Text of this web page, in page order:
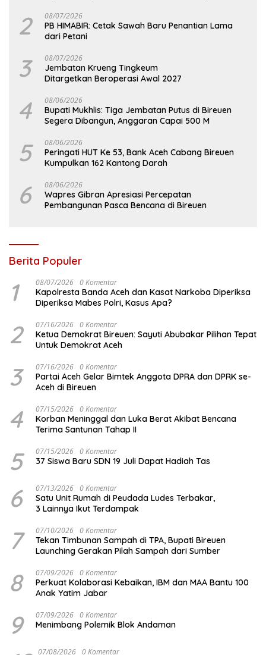
2 08/07/2026
PB HIMABIR: Cetak Sawah Baru Penantian Lama
dari Petani
3 08/07/2026
Jembatan Krueng Tingkeum
Ditargetkan Beroperasi Awal 2027
4 08/06/2026
Bupati Mukhlis: Tiga Jembatan Putus di Bireuen
Segera Dibangun, Anggaran Capai 500 M
5 08/06/2026
Peringati HUT Ke 53, Bank Aceh Cabang Bireuen
Kumpulkan 162 Kantong Darah
6 08/06/2026
Wapres Gibran Apresiasi Percepatan
Pembangunan Pasca Bencana di Bireuen
Berita Populer
1 08/07/2026 0 Komentar
Kapolresta Banda Aceh dan Kasat Narkoba Diperiksa
Diperiksa Mabes Polri, Kasus Apa?
2 07/16/2026 0 Komentar
Ketua Demokrat Bireuen: Sayuti Abubakar Pilihan Tepat
Untuk Demokrat Aceh
3 07/16/2026 0 Komentar
Partai Aceh Gelar Bimtek Anggota DPRA dan DPRK se-
Aceh di Bireuen
4 07/15/2026 0 Komentar
Korban Meninggal dan Luka Berat Akibat Bencana
Terima Santunan Tahap II
5 07/15/2026 0 Komentar
37 Siswa Baru SDN 19 Juli Dapat Hadiah Tas
6 07/13/2026 0 Komentar
Satu Unit Rumah di Peudada Ludes Terbakar,
3 Lainnya Ikut Terdampak
7 07/10/2026 0 Komentar
Tekan Timbunan Sampah di TPA, Bupati Bireuen
Launching Gerakan Pilah Sampah dari Sumber
8 07/09/2026 0 Komentar
Perkuat Kolaborasi Kebaikan, IBM dan MAA Bantu 100
Anak Yatim Jabar
9 07/09/2026 0 Komentar
Menimbang Polemik Blok Andaman
07/08/2026 0 Komentar